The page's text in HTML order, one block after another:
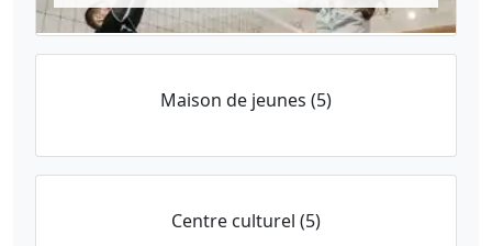
Maison de jeunes (5)
Centre culturel (5)